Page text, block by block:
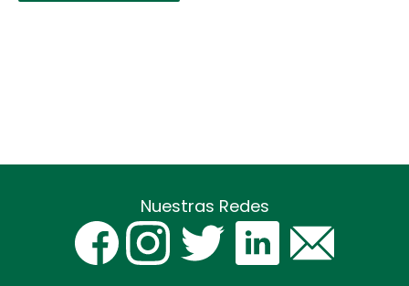
Nuestras Redes